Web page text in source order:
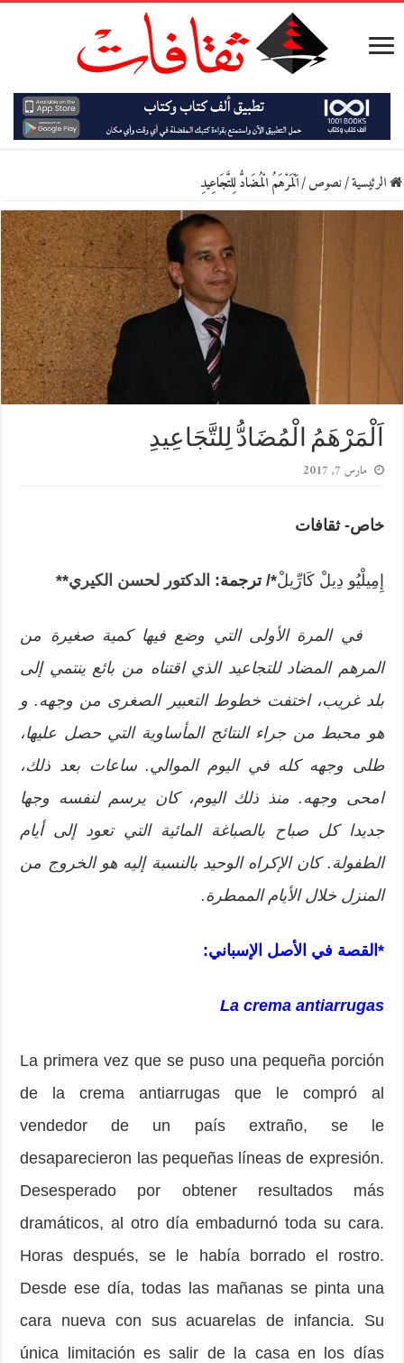
الرئيسية/نصوص/اَلْمَرْهَمُ الْمُضَادُّ لِلتَّجَاعِيدِ
اَلْمَرْهَمُ الْمُضَادُّ لِلتَّجَاعِيدِ
مارس 7, 2017
خاص- ثقافات
إِمِيلْيُو دِيلْ كَارِّيلْ*/ترجمة: الدكتور لحسن الكيري**
في المرة الأولى التي وضع فيها كمية صغيرة من
المرهم المضاد للتجاعيد الذي اقتناه من بائع ينتمي إلى
بلد غريب، اختفت خطوط التعبير الصغرى من وجهه. و
هو محبط من جراء النتائج المأساوية التي حصل عليها،
طلى وجهه كله في اليوم الموالي. ساعات بعد ذلك،
امحى وجهه. منذ ذلك اليوم، كان يرسم لنفسه وجها
جديدا كل صباح بالصباغة المائية التي تعود إلى أيام
الطفولة. كان الإكراه الوحيد بالنسبة إليه هو الخروج من
المنزل خلال الأيام الممطرة.
*القصة في الأصل الإسباني:
La crema antiarrugas
La primera vez que se puso una pequeña porción
de la crema antiarrugas que le compró al
vendedor de un país extraño, se le
desaparecieron las pequeñas líneas de expresión.
Desesperado por obtener resultados más
dramáticos, al otro día embadurnó toda su cara.
Horas después, se le había borrado el rostro.
Desde ese día, todas las mañanas se pinta una
cara nueva con sus acuarelas de infancia. Su
única limitación es salir de la casa en los días